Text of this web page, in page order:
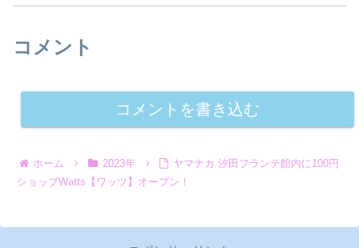
コメント
コメントを書き込む
ホーム 2023年
ヤマナカ 汐田フランテ館内に100円
ショップWatts【ワッツ】オープン！